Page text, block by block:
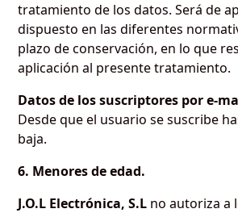
tratamiento de los datos. Será de
dispuesto en las diferentes
plazo de conservación, en lo que
aplicación al presente tratamiento.
Datos de los suscriptores por e-
Desde que el usuario se suscribe
baja.
6. Menores de edad.
J.O.L Electrónica, S.L no autoriza a